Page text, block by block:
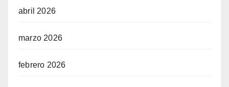
abril 2026
marzo 2026
febrero 2026